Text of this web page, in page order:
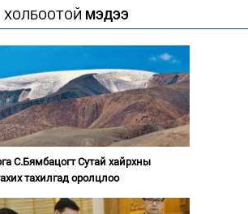
ХОЛБООТОЙ МЭДЭЭ
С.Бямбацогт Сутай хайрхны
тахилгад оролцлоо